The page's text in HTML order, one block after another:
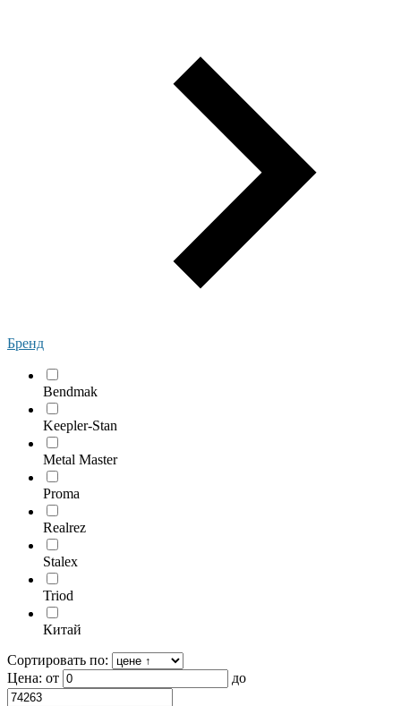
Бренд
Bendmak
Keepler-Stan
Metal Master
Proma
Realrez
Stalex
Triod
Китай
Сортировать по:
Цена: от до